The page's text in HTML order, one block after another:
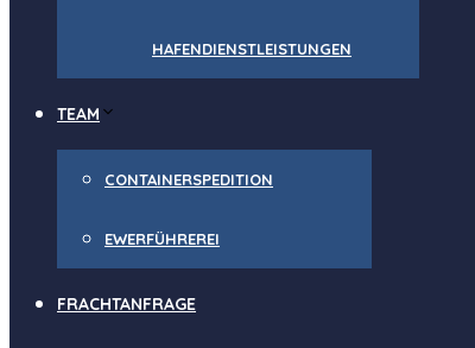
HAFENDIENSTLEISTUNGEN
TEAM
CONTAINERSPEDITION
EWERFÜHREREI
FRACHTANFRAGE